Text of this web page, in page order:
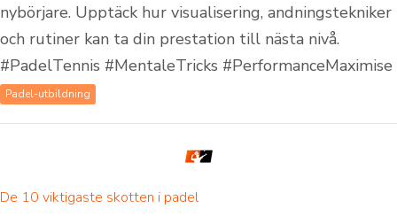
nybörjare. Upptäck hur visualisering, andningstekniker
och rutiner kan ta din prestation till nästa nivå.
#PadelTennis #MentaleTricks #PerformanceMaximise
Padel-utbildning
De 10 viktigaste skotten i padel